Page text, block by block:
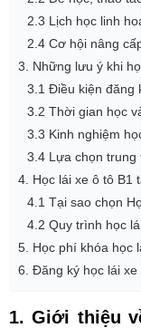
2.3 Lịch học linh
2.4 Cơ hội nâng
3. Những lưu ý khi
3.1 Điều kiện đăng
3.2 Thời gian học
3.3 Kinh nghiệm
3.4 Lựa chọn trung
4. Học lái xe ô tô B1
4.1 Tại sao chọn
4.2 Quy trình học
5. Học phí khóa học
6. Đăng ký học lái
1. Giới thiệu